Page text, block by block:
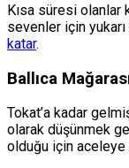
Kısa süresi olanlar
sevenler için yukarı
katar.
Ballıca
Tokat’a kadar
olarak düşünmek
olduğu için aceleye